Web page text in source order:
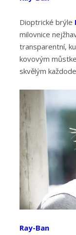
Dioptrické brýle
milovnice
transparentní,
kovovým
skvělým
Ray-Ban